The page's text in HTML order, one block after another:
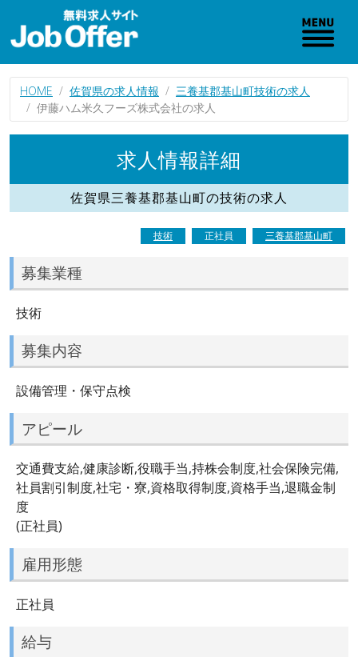
HOME 佐賀県の求人情報
三養基郡基山町技術の求人
伊藤ハム米久フーズ株式会社の求人
求人情報詳細
佐賀県三養基郡基山町の技術の求人
技術 正社員 三養基郡基山町
募集業種
技術
募集内容
設備管理・保守点検
アピール
交通費支給,健康診断,役職手当,持株会制度,社会保険完備,
社員割引制度,社宅・寮,資格取得制度,資格手当,退職金制
度
(正社員)
雇用形態
正社員
給与